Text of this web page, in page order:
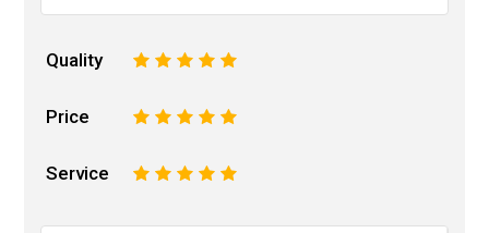
Quality 5
4
3
2
Price 5
4
3
2
Service 5
4
3
2